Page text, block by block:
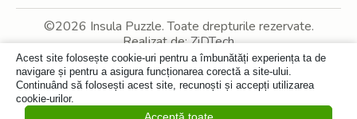
©2026 Insula Puzzle. Toate drepturile rezervate.
Realizat de:ZiDTech
Acest site folosește cookie-uri pentru a îmbunătăți experiența ta de
navigare și pentru a asigura funcționarea corectă a site-ului.
Continuând să folosești acest site, recunoști și accepți utilizarea
cookie-urilor.